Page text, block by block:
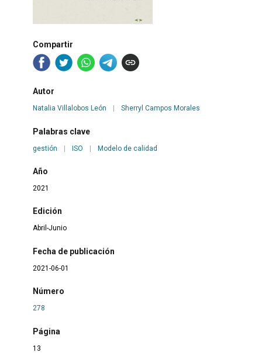
Compartir
Autor
Natalia Villalobos León Sherryl Campos Morales
Palabras clave
gestión | ISO | Modelo de calidad
Año
2021
Edición
Abril-Junio
Fecha de publicación
2021-06-01
Número
278
Página
13